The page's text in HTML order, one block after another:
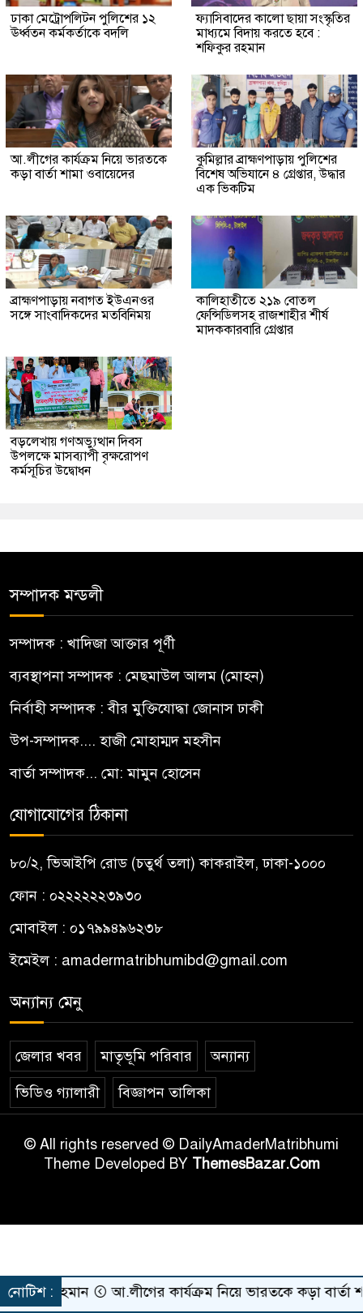
ঢাকা মেট্রোপলিটন পুলিশের ১২
ঊর্ধ্বতন কর্মকর্তাকে বদলি
ফ্যাসিবাদের কালো ছায়া সংস্কৃতির
মাধ্যমে বিদায় করতে হবে :
শফিকুর রহমান
আ.লীগের কার্যক্রম নিয়ে ভারতকে
কড়া বার্তা শামা ওবায়েদের
কুমিল্লার ব্রাহ্মণপাড়ায় পুলিশের
বিশেষ অভিযানে ৪ গ্রেপ্তার, উদ্ধার
এক ভিকটিম
ব্রাহ্মণপাড়ায় নবাগত ইউএনওর
সঙ্গে সাংবাদিকদের মতবিনিময়
কালিহাতীতে ২১৯ বোতল
ফেন্সিডিলসহ রাজশাহীর শীর্ষ
মাদককারবারি গ্রেপ্তার
বড়লেখায় গণঅভ্যুত্থান দিবস
উপলক্ষে মাসব্যাপী বৃক্ষরোপণ
কর্মসূচির উদ্বোধন
সম্পাদক মন্ডলী
সম্পাদক : খাদিজা আক্তার পূর্ণী
ব্যবস্থাপনা সম্পাদক : মেছমাউল আলম (মোহন)
নির্বাহী সম্পাদক : বীর মুক্তিযোদ্ধা জোনাস ঢাকী
উপ-সম্পাদক.... হাজী মোহাম্মদ মহসীন
বার্তা সম্পাদক... মো: মামুন হোসেন
যোগাযোগের ঠিকানা
৮০/২, ভিআইপি রোড (চতুর্থ তলা) কাকরাইল, ঢাকা-১০০০
ফোন : ০২২২২২২৩৯৩০
মোবাইল : ০১৭৯৯৪৯৬২৩৮
ইমেইল : amadermatribhumibd@gmail.com
অন্যান্য মেনু
জেলার খবর মাতৃভূমি পরিবার অন্যান্য
ভিডিও গ্যালারী বিজ্ঞাপন তালিকা
© All rights reserved © DailyAmaderMatribhumi
Theme Developed BY ThemesBazar.Com
নোটিশ :
রহমান আ.লীগের কার্যক্রম নিয়ে ভারতকে কড়া বার্তা শামা